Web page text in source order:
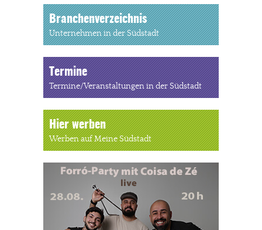
Branchenverzeichnis
Unternehmen in der Südstadt
Termine
Termine/Veranstaltungen in der Südstadt
Hier werben
Werben auf Meine Südstadt